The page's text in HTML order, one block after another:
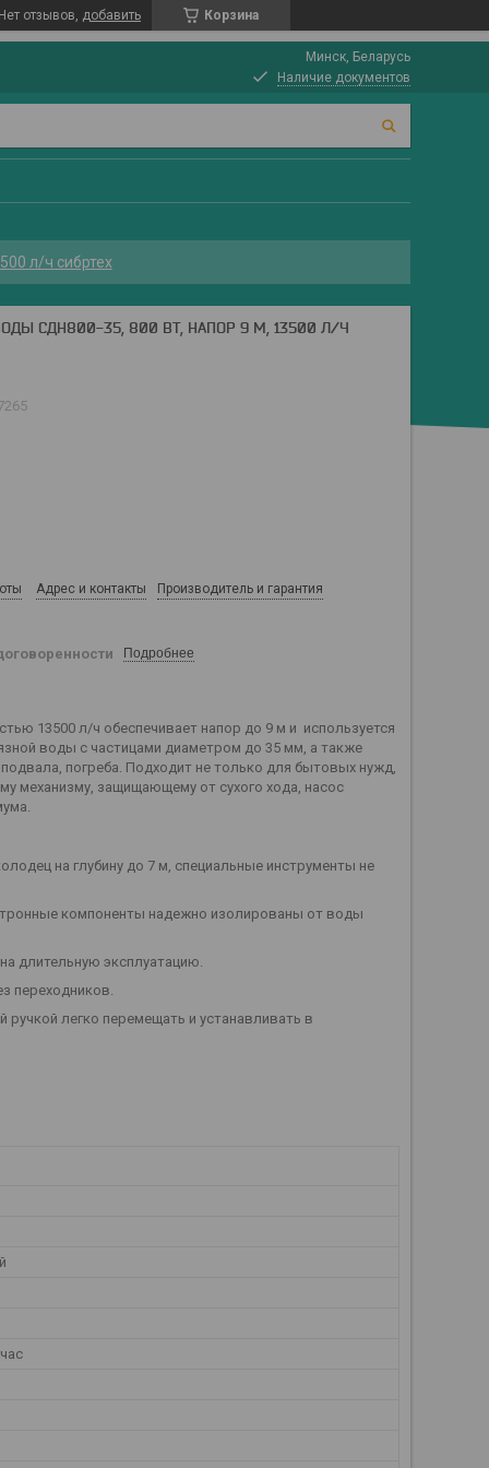
Корзина
Нет отзывов, добавить
Минск, Беларусь
Наличие документов
л/ч сибртех
СДН800-35, 800 ВТ, НАПОР 9 М, 13500 Л/Ч
Адрес и контакты Производитель и гарантия
Подробнее
13500 л/ч обеспечивает напор до 9 м и используется
воды с частицами диаметром до 35 мм, а также
погреба. Подходит не только для бытовых нужд,
механизму, защищающему от сухого хода, насос
на глубину до 7 м, специальные инструменты не
компоненты надежно изолированы от воды
длительную эксплуатацию.
переходников.
ручкой легко перемещать и устанавливать в